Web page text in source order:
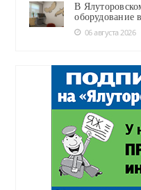
В
оборудование
06 августа 2026